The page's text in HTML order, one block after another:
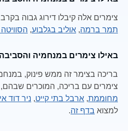
צימרים אלה קיבלו דירוג גבוה
תמר ברמה, אוליב בגלבוע,
באילו צימרים במנחמיה
בריכה בצימר זה ממש פינוק,
צימרים עם בריכה, המוכרים
מחוממת, ארבל בתי קייט, ניר דוד
למצוא בדף זה.